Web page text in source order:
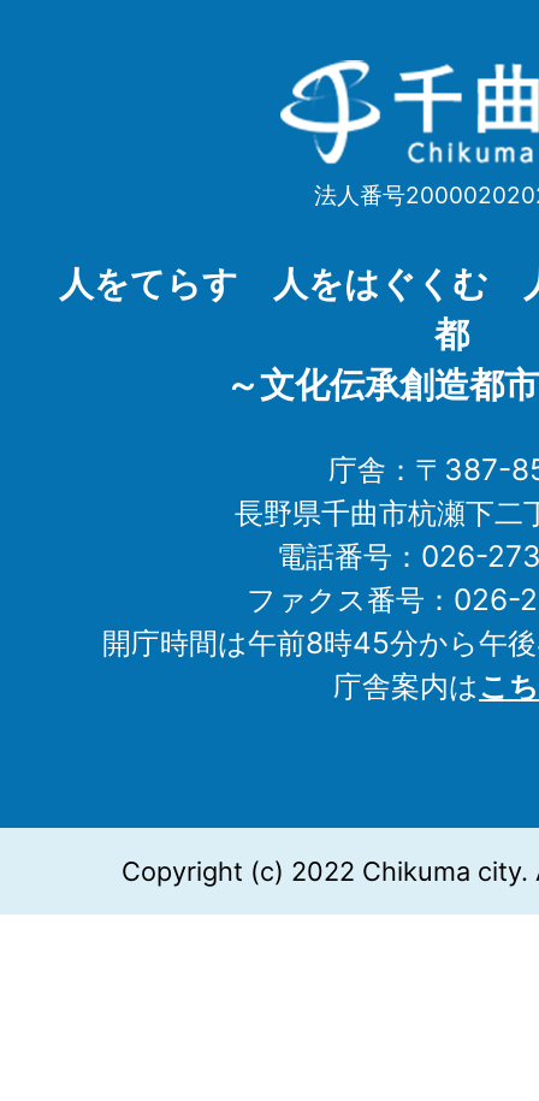
千
曲
Chikuma
法人番号
人をてらす 人をはぐくむ
都
～文化伝承創造都
庁舎：〒387-
長野県千曲市杭瀬下二
電話番号：026-
ファクス番号：026-
開庁時間は午前8時45分から午
庁舎案内はこ
Copyright (c) 2022 Chikuma city.